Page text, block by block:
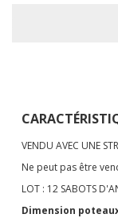
VENDU AVEC UNE
Ne peut pas être
LOT : 12 SABOTS
Dimension